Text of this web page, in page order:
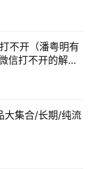
不开（潘粤明有
信打不开的解决
大集合/长期/纯流